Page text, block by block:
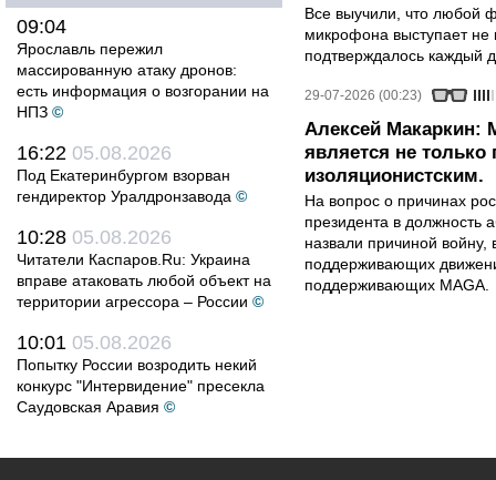
09:04
Ярославль пережил
массированную атаку дронов:
есть информация о возгорании на
НПЗ ©
16:22 05.08.2026
Под Екатеринбургом взорван
гендиректор Уралдронзавода ©
10:28 05.08.2026
Читатели Каспаров.Ru: Украина
вправе атаковать любой объект на
территории агрессора – России ©
10:01 05.08.2026
Попытку России возродить некий
конкурс "Интервидение" пресекла
Саудовская Аравия ©
Все выучили, что любой
микрофона выступает не
подтверждалось каждый
29-07-2026 (00:23)
Алексей Макаркин:
является не только
изоляционистским.
На вопрос о причинах
президента в должность
назвали причиной войну,
поддерживающих
поддерживающих MAGA.